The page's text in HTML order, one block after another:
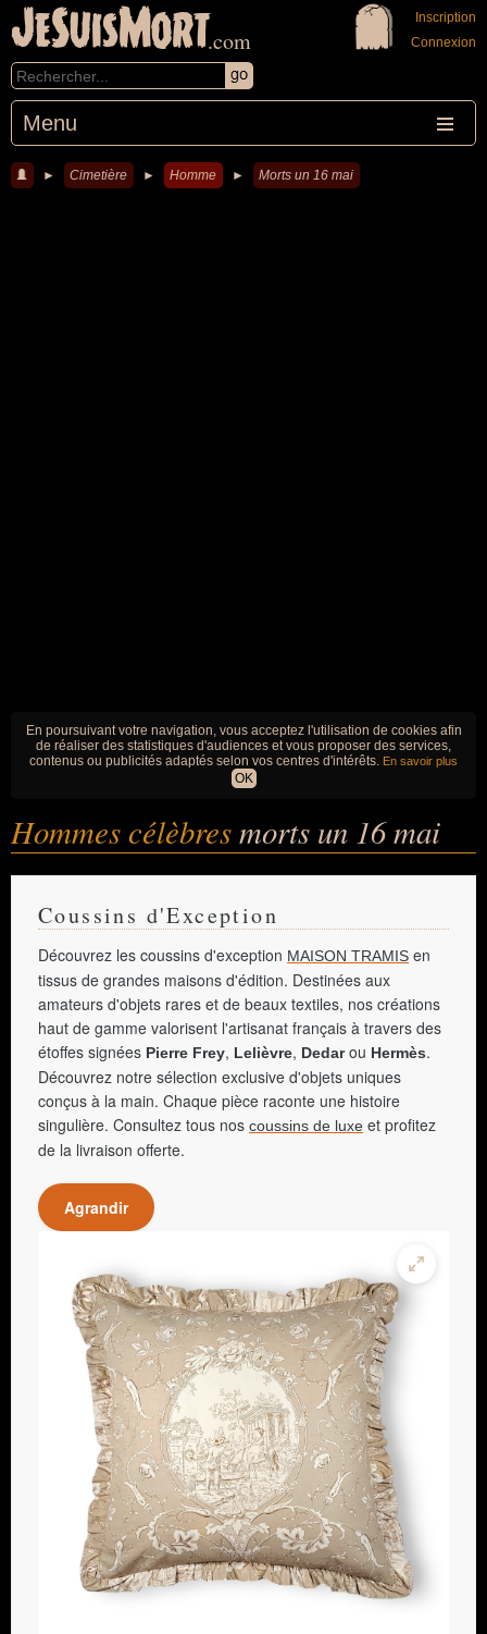
JeSuisMort.com
Menu
Inscription
Connexion
► Cimetière ► Homme ► Morts un 16 mai
En poursuivant votre navigation, vous acceptez l'utilisation de cookies afin
de réaliser des statistiques d'audiences et vous proposer des services,
contenus ou publicités adaptés selon vos centres d'intérêts. En savoir plus
OK
Hommes célèbresmorts un 16 mai
Coussins d'Exception
Découvrez les coussins d'exception MAISON TRAMIS en
tissus de grandes maisons d'édition. Destinées aux
amateurs d'objets rares et de beaux textiles, nos créations
haut de gamme valorisent l'artisanat français à travers des
étoffes signées Pierre Frey, Lelièvre, Dedarou Hermès.
Découvrez notre sélection exclusive d'objets uniques
conçus à la main. Chaque pièce raconte une histoire
singulière. Consultez tous nos coussins de luxe et profitez
de la livraison offerte.
Agrandir